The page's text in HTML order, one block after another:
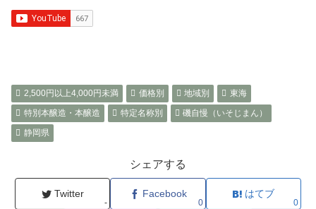
2,500円以上4,000円未満 価格別 地域別
東海
特別本醸造・本醸造
特定名称別
磯自慢（いそじまん）
静岡県
シェアする
Twitter
-
Facebook
0
はてブ
0